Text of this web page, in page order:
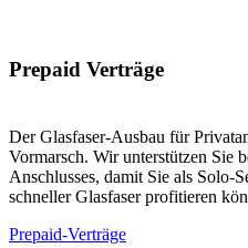
Prepaid Verträge
Der Glasfaser-Ausbau für
Vormarsch. Wir unterstützen Sie
Anschlusses, damit Sie als Solo-
schneller Glasfaser profitieren
Prepaid-Verträge